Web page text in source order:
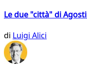
Le due "città" di
di Luigi Alici